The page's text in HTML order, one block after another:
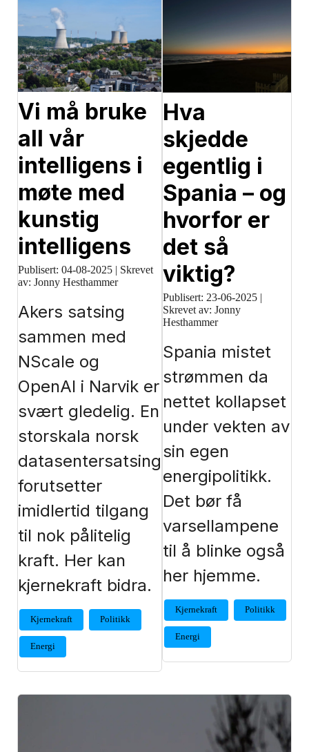
Vi må bruke
all vår
intelligens i
møte med
kunstig
intelligens
Publisert: 04-08-2025 | Skrevet
av: Jonny Hesthammer
Akers satsing
sammen med
NScale og
OpenAI i Narvik er
svært gledelig. En
storskala norsk
datasentersatsing
forutsetter
imidlertid tilgang
til nok pålitelig
kraft. Her kan
kjernekraft bidra.
Kjernekraft Politikk
Energi
Hva
skjedde
egentlig i
Spania – og
hvorfor er
det så
viktig?
Publisert: 23-06-2025 |
Skrevet av: Jonny
Hesthammer
Spania mistet
strømmen da
nettet kollapset
under vekten av
sin egen
energipolitikk.
Det bør få
varsellampene
til å blinke også
her hjemme.
Kjernekraft Politikk
Energi